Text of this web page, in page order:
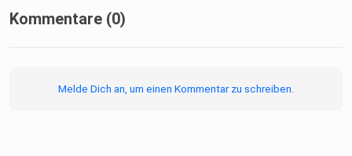
Kommentare (0)
Melde Dich an, um einen Kommentar zu schreiben.